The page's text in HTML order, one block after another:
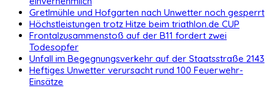
Gretlmühle und Hofgarten nach Unwetter noch gesperrt
Höchstleistungen trotz Hitze beim triathlon.de CUP
Frontalzusammenstoß auf der B11 fordert zwei
Todesopfer
Unfall im Begegnungsverkehr auf der Staatsstraße 2143
Heftiges Unwetter verursacht rund 100 Feuerwehr-
Einsätze